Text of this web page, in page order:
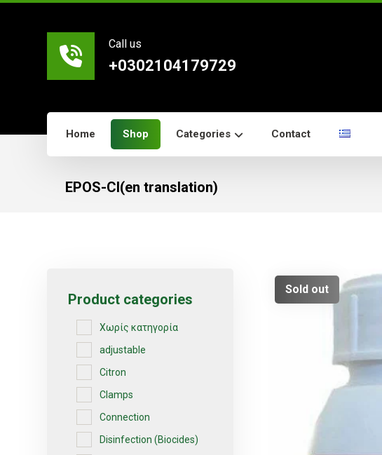
Call us
+0302104179729
Home Shop Categories Contact
EPOS-CI(en translation)
Sold out
Product categories
Χωρίς κατηγορία
adjustable
Citron
Clamps
Connection
Disinfection (Biocides)